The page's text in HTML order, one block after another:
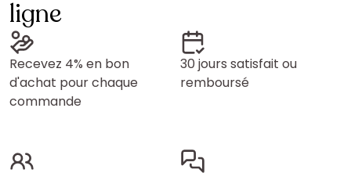
ligne
Recevez 4% en bon
d'achat pour chaque
commande
30 jours satisfait ou
remboursé